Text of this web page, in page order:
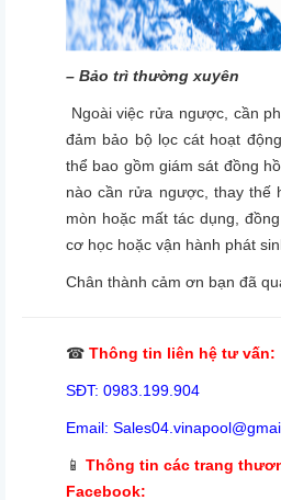
– Bảo trì thường xuyên
Ngoài việc rửa ngược, cần
đảm bảo bộ lọc cát hoạt
thể bao gồm giám sát đồng
nào cần rửa ngược, thay thế
mòn hoặc mất tác dụng,
cơ học hoặc vận hành phát
Chân thành cảm ơn bạn đã
☎ Thông tin liên hệ tư vấn:
SĐT: 0983.199.904
Email:
📱 Thông tin các trang
Facebook: